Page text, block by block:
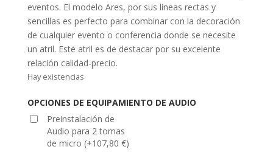
eventos. El modelo Ares, por sus líneas rectas y
sencillas es perfecto para combinar con la decoración
de cualquier evento o conferencia donde se necesite
un atril. Este atril es de destacar por su excelente
relación calidad-precio.
Hay existencias
OPCIONES DE EQUIPAMIENTO DE AUDIO
Preinstalación de
Audio para 2 tomas
de micro (+107,80 €)